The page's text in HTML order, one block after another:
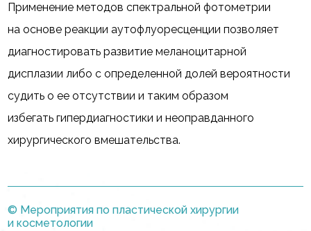
Применение методов спектральной фотометрии
на основе реакции аутофлуоресценции позволяет
диагностировать развитие меланоцитарной
дисплазии либо с определенной долей вероятности
судить о ее отсутствии и таким образом
избегать гипердиагностики и неоправданного
хирургического вмешательства.
© Мероприятия по пластической хирургии
и косметологии